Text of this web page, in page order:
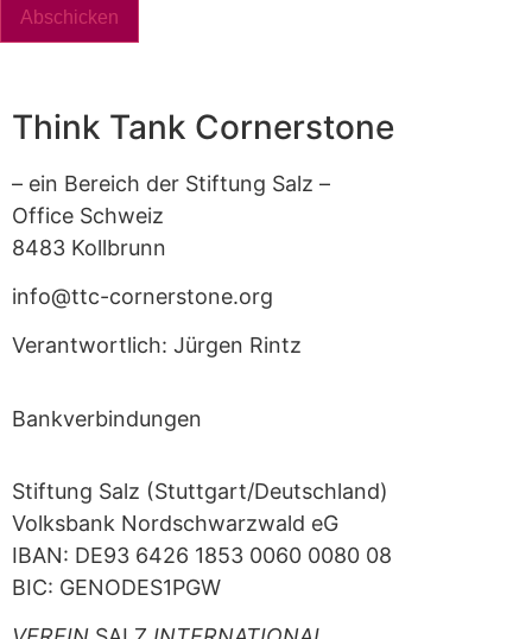
Think Tank Cornerstone
– ein Bereich der Stiftung Salz –
Office Schweiz
8483 Kollbrunn
info@ttc-cornerstone.org
Verantwortlich: Jürgen Rintz
Bankverbindungen
Stiftung Salz (Stuttgart/Deutschland)
Volksbank Nordschwarzwald eG
IBAN: DE93 6426 1853 0060 0080 08
BIC: GENODES1PGW